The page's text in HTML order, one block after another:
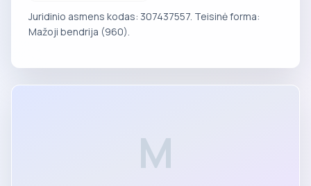
Juridinio asmens kodas: 307437557. Teisinė forma:
Mažoji bendrija (960).
M